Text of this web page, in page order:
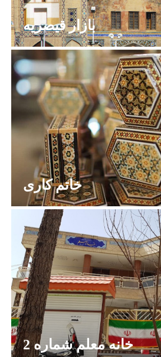
بازار قیصریه
خاتم کاری
خانه معلم شماره 2